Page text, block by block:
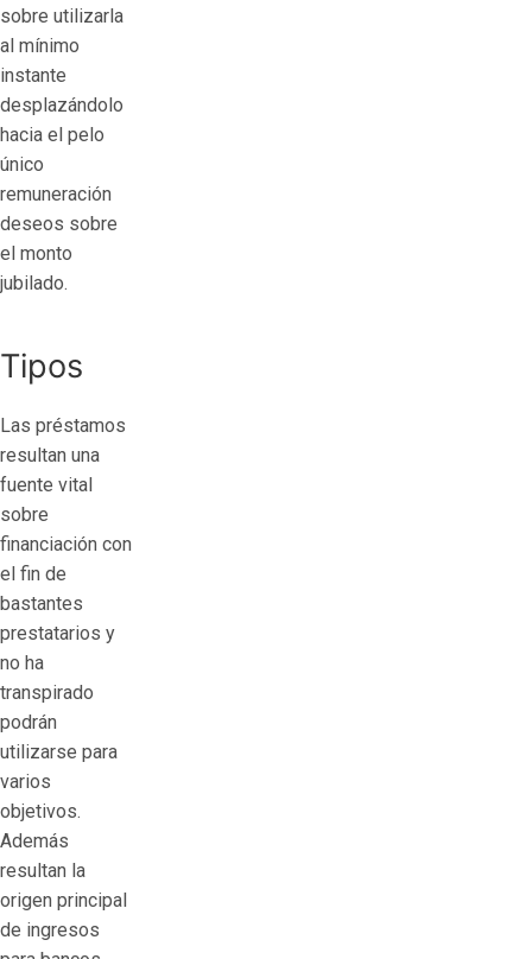
sobre utilizarla
al mí­nimo
instante
desplazándolo
hacia el pelo
único
remuneración
deseos sobre
el monto
jubilado.
Tipos
Las préstamos
resultan una
fuente vital
sobre
financiación con
el fin de
bastantes
prestatarios y
no ha
transpirado
podrán
utilizarse para
varios
objetivos.
Además
resultan la
origen principal
de ingresos